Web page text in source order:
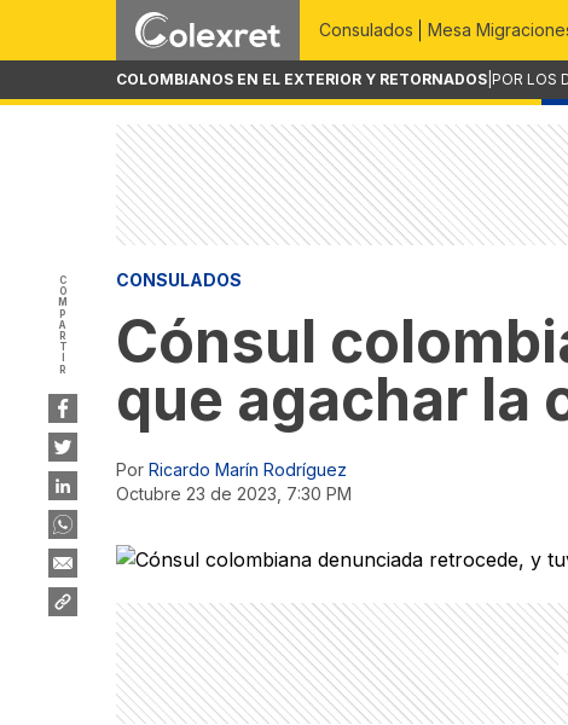
Consulados Mesa
COLOMBIANOS EN EL EXTERIOR Y RETORNADOS POR LOS
COMPARTIR CONSULADOS
Cónsul
que agachar la
Por Ricardo Marín Rodríguez
octubre 23 de 2023, 7:30 PM